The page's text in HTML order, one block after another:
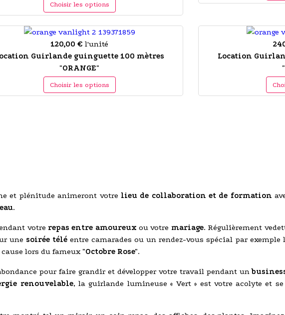
Choisir les options
120,00 € l'unité
Guirlande guinguette 100 mètres
"ORANGE"
Choisir les options
Location
et plénitude animeront votre lieu de collaboration et de formation
.
votre repas entre amoureux ou votre mariage. Régulièrement
une soirée télé entre camarades ou un rendez-vous spécial par exemple
lors du fameux"Octobre Rose".
pour faire grandir et développer votre travail pendant un
renouvelable, la guirlande lumineuse « Vert » est votre acolyte et